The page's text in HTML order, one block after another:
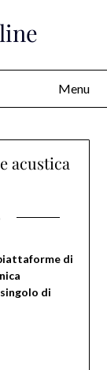
Menu
acustica
di
singolo di